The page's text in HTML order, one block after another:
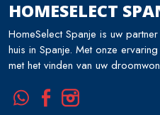
HOMESELECT
HomeSelect Spanje is uw
huis in Spanje. Met onze
met het vinden van uw